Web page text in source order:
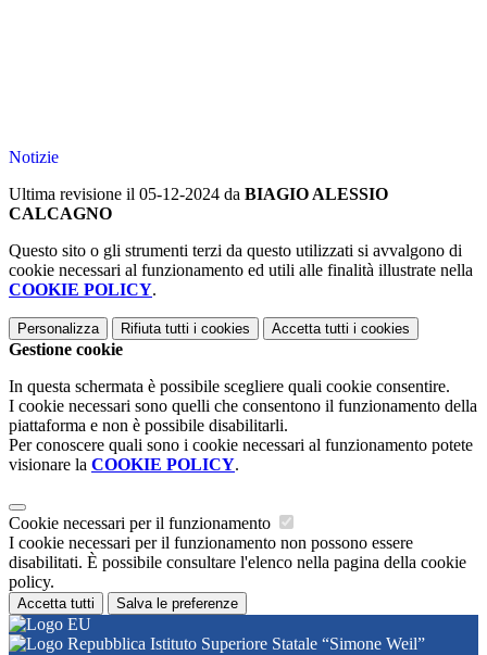
Notizie
Ultima revisione il 05-12-2024 da BIAGIO ALESSIO
CALCAGNO
Questo sito o gli strumenti terzi da questo utilizzati si avvalgono di
cookie necessari al funzionamento ed utili alle finalità illustrate nella
COOKIE POLICY.
Personalizza Rifiuta tutti i cookies Accetta tutti i cookies
Gestione cookie
In questa schermata è possibile scegliere quali cookie consentire.
I cookie necessari sono quelli che consentono il funzionamento della
piattaforma e non è possibile disabilitarli.
Per conoscere quali sono i cookie necessari al funzionamento potete
visionare la COOKIE POLICY.
Cookie necessari per il funzionamento
I cookie necessari per il funzionamento non possono essere
disabilitati. È possibile consultare l'elenco nella pagina della cookie
policy.
Accetta tutti Salva le preferenze
Istituto Superiore Statale “Simone Weil”